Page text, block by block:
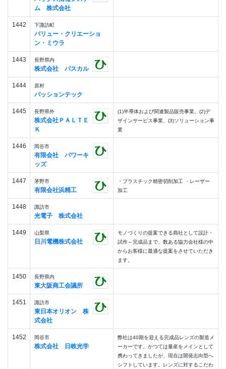
ム 株式会社
1442 下諏訪町
バリュー・クリエーショ
ン・ミウラ
1443 長野県内
株式会社 パスカル
1444 原村
パッションテック
1445 長野県外
株式会社ＰＡＬＴＥ
Ｋ
(1)半導体および関連製品販売事業、(2)デ
ザインサービス事業、(3)ソリューション事
業
1446 岡谷市
有限会社 パワーキ
ッズ
1447 茅野市
有限会社浜精工
・プラスチック精密切削加工 ・レーザー
加工
1448 諏訪市
光電子 株式会社
1449 山梨県
日川電機株式会社
モノづくりの提案できる商社として設計・
試作～完成品まで、数ある協力会社様の中
からお客様に最適な提案をさせていただき
ます。
1450 長野県内
東大阪商工会議所
1451 諏訪市
東日本オリオン 株
式会社
1452 岡谷市
株式会社 日岐光学
弊社は40期を迎える完成品レンズの製造メ
ーカーです。かつては量産をメインとして
携わってきましたが、現在は開発志向型へ
シフトしています。レンズに対するこだわ